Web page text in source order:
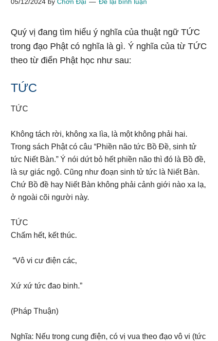
Quý vị đang tìm hiểu ý nghĩa của thuật ngữ TỨC
trong đạo Phật có nghĩa là gì. Ý nghĩa của từ TỨC
theo từ điển Phật học như sau:
TỨC
TỨC
Không tách rời, không xa lìa, là một không phải hai.
Trong sách Phật có câu “Phiền não tức Bồ Đề, sinh tử
tức Niết Bàn.” Ý nói dứt bỏ hết phiền não thì đó là Bồ đề,
là sự giác ngộ. Cũng như đoạn sinh tử tức là Niết Bàn.
Chứ Bồ đề hay Niết Bàn không phải cảnh giới nào xa lạ,
ở ngoài cõi người này.
TỨC
Chấm hết, kết thúc.
“Vô vi cư điện các,
Xứ xứ tức đao binh.”
(Pháp Thuận)
Nghĩa: Nếu trong cung điện, có vị vua theo đạo vô vi (tức